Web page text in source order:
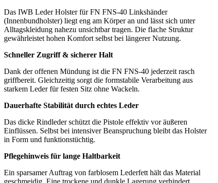
Das IWB Leder Holster für FN FNS-40 Linkshänder
(Innenbundholster) liegt eng am Körper an und lässt sich unter
Alltagskleidung nahezu unsichtbar tragen. Die flache Struktur
gewährleistet hohen Komfort selbst bei längerer Nutzung.
Schneller Zugriff & sicherer Halt
Dank der offenen Mündung ist die FN FNS-40 jederzeit rasch
griffbereit. Gleichzeitig sorgt die formstabile Verarbeitung aus
starkem Leder für festen Sitz ohne Wackeln.
Dauerhafte Stabilität durch echtes Leder
Das dicke Rindleder schützt die Pistole effektiv vor äußeren
Einflüssen. Selbst bei intensiver Beanspruchung bleibt das Holster
in Form und funktionstüchtig.
Pflegehinweis für lange Haltbarkeit
Ein sparsamer Auftrag von farblosem Lederfett hält das Material
geschmeidig. Eine trockene und dunkle Lagerung verhindert